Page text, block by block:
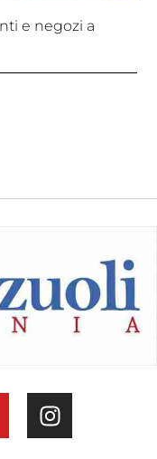
e negozi a